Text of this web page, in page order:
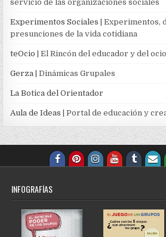
servicio de las organizaciones sociales
Experimentos Sociales | Experimentos,
presunciones de la vida cotidiana
teOcio | El Rincón del educador y del ocio
Gerza | Dinámicas Grupales
La Botica del Orientador
Aula de Ideas | Portal de educación y
INFOGRAFÍAS